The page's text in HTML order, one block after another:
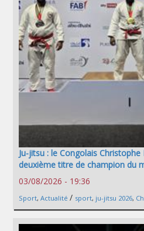
Ju-jitsu : le Congolais
deuxième titre de champion du
03/08/2026 - 19:36
Sport, Actualité / sport, ju-jitsu 2026,